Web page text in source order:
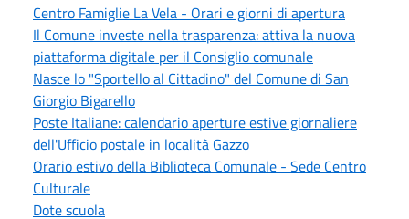
Centro Famiglie La Vela - Orari e giorni di apertura
Il Comune investe nella trasparenza: attiva la nuova
piattaforma digitale per il Consiglio comunale
Nasce lo "Sportello al Cittadino" del Comune di San
Giorgio Bigarello
Poste Italiane: calendario aperture estive giornaliere
dell'Ufficio postale in località Gazzo
Orario estivo della Biblioteca Comunale - Sede Centro
Culturale
Dote scuola